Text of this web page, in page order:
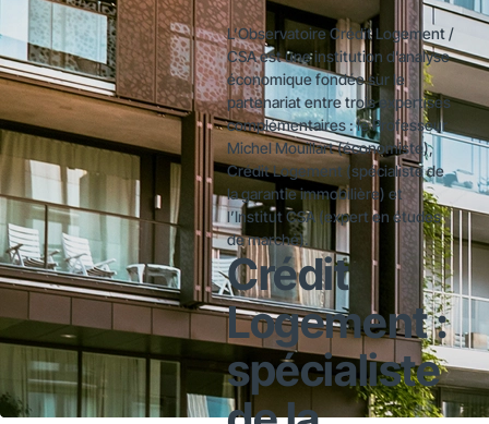
L’Observatoire Crédit Logement /
CSA est une institution d’analyse
économique fondée sur le
partenariat entre trois expertises
complémentaires : le Professeur
Michel Mouillart (économiste),
Crédit Logement (spécialiste de
la garantie immobilière) et
l’Institut CSA (expert en études
de marché).
Crédit
Logement :
spécialiste